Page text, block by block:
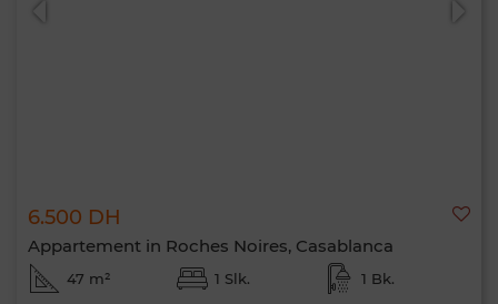
6.500 DH
Appartement in Roches Noires, Casablanca
47 m² 1 Slk. 1 Bk.